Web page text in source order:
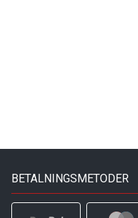
BETALNINGSMETODER